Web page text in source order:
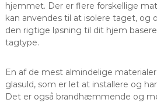
hjemmet. Der er flere forskellige
kan anvendes til at isolere taget,
den rigtige løsning til dit hjem
tagtype.
En af de mest almindelige
glasuld, som er let at installere og
Det er også brandhæmmende og